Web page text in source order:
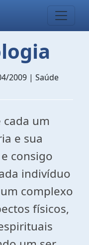
2009 | Saúde
um
e sua
consigo
indivíduo
complexo
físicos,